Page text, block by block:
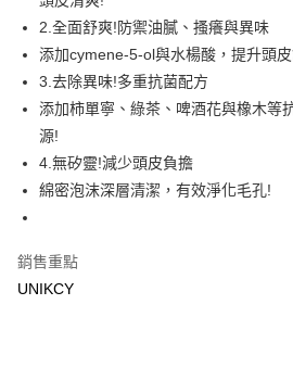
悠遊付
Google Pay
運送方式
7-11取貨付款［需3-5個工作天不含預購
每筆NT$70，滿NT$499(含以上)免運費
宅配［需2-3個工作天不含預購商品］
2.全面舒爽!防禦油膩、搔癢與異味
添加cymene-5-ol與水楊酸，提升頭
3.去除異味!多重抗菌配方
添加柿單寧、綠茶、啤酒花與橡木等
源!
4.無矽靈!減少頭皮負擔
綿密泡沫深層清潔，有效淨化毛孔!
銷售重點
UNIKCY